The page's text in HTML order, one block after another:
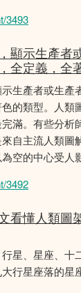
3493
顯示生產者
全定義，全
生產者或生產
的類型。人類
滿。有些分析
自主流人類圖
空的中心受人
3492
看懂人類圖
星、星座、十
行星座落的星座